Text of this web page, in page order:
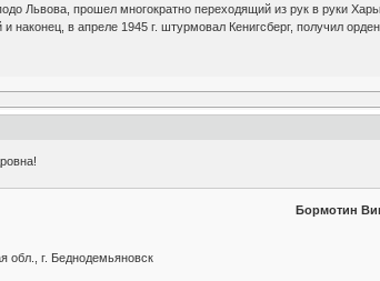
Львова, прошел многократно переходящий из рук в руки
наконец, в апреле 1945 г. штурмовал Кенигсберг, получил
Бормотин
обл., г. Беднодемьяновск